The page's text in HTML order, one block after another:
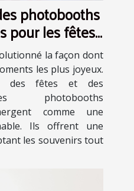
photobooths
pour les fêtes
la façon dont
les plus joyeux.
des fêtes et des
photobooths
comme une
Ils offrent une
les souvenirs tout